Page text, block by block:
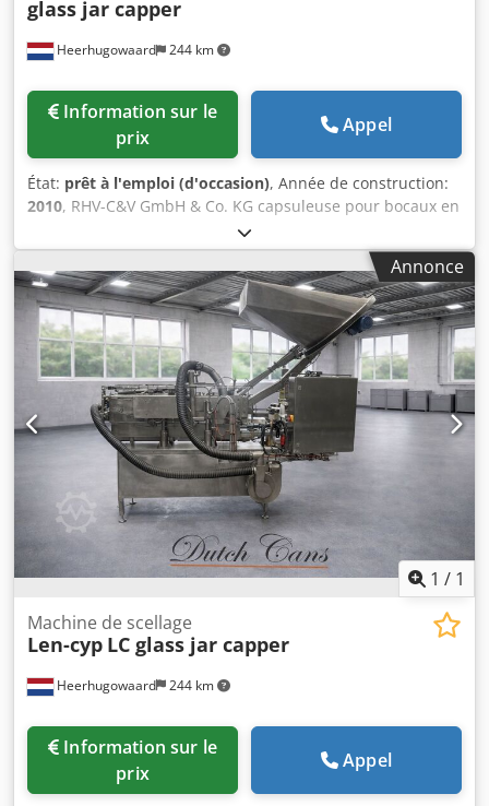
Heerhugowaard 244 km
glass jar capper
prix
Appel
État: prêt à l'emploi (d'occasion), Année de construction:
2010, RHV-C&V GmbH & Co. KG capsuleuse pour bocaux en
verre type : LW560 numéro : 10172/4184 année de
construction : 09/2010 Dedjyxgxwspfx Ap Hokr convoyeur
en acier inoxydable, largeur de bande : 120 mm Annonce
1 / 1
Heerhugowaard 244 km
Machine de scellage
Len-cyp LC glass jar capper
prix
Appel